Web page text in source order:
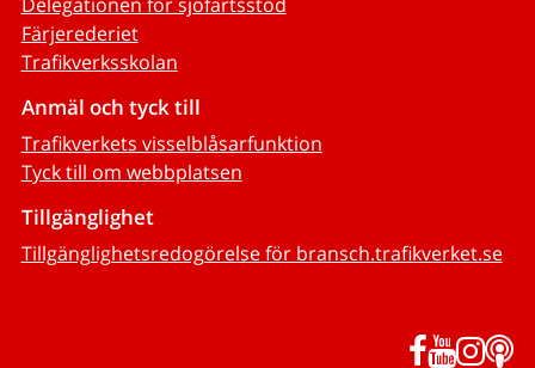
Färjerederiet
Trafikverksskolan
Anmäl och tyck till
Trafikverkets visselblåsarfunktion
Tyck till om webbplatsen
Tillgänglighet
Tillgänglighetsredogörelse för bransch.trafikverket.se
Facebook
YouTube